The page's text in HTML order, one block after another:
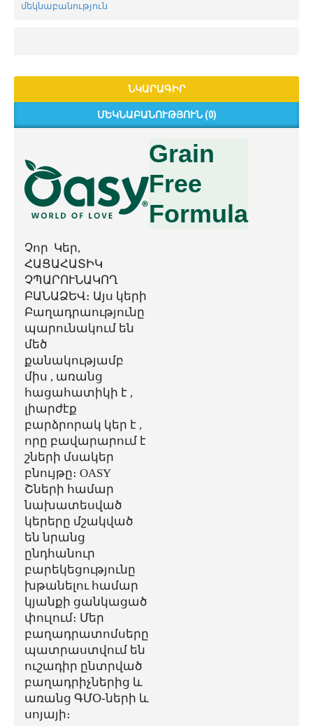
մեկնաբանություն
ՆԿԱՐԱԳԻՐ
ՄԵԿՆԱԲԱՆՈՒԹՅՈՒՆ (0)
Չոր Կեր,
ՀԱՑԱՀԱՏԻԿ
ՉՊԱՐՈՒՆԱԿՈՂ
ԲԱՆԱՁԵՎ։ Այս կերի
Բաղադրաությունը
պարունակում են
մեծ
քանակությամբ
միս , առանց
հացահատիկի է ,
լիարժէք
բարձրորակ կեր է ,
որը բավարարում է
շների մսակեր
բնույթը։ OASY
Շների համար
նախատեսված
կերերը մշակված
են նրանց
ընդհանուր
բարեկեցությունը
խթանելու համար
կյանքի ցանկացած
փուլում։ Մեր
բաղադրատոմսերը
պատրաստվում են
ուշադիր ընտրված
բաղադրիչներից և
առանց ԳՄՕ-ների և
սոյայի։
Grain
Free
Formula